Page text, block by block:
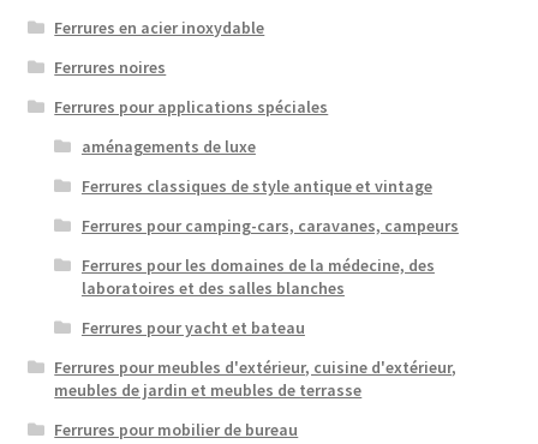
Ferrures en acier inoxydable
Ferrures noires
Ferrures pour applications spéciales
aménagements de luxe
Ferrures classiques de style antique et vintage
Ferrures pour camping-cars, caravanes, campeurs
Ferrures pour les domaines de la médecine, des
laboratoires et des salles blanches
Ferrures pour yacht et bateau
Ferrures pour meubles d'extérieur, cuisine d'extérieur,
meubles de jardin et meubles de terrasse
Ferrures pour mobilier de bureau